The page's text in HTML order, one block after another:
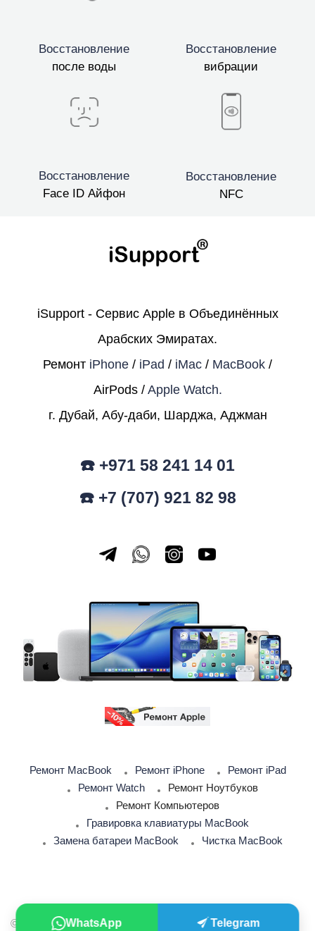
WhatsApp Telegram
Восстановление
после воды
Восстановление
вибрации
Восстановление
Face ID Айфон
Восстановление
NFC
iSupport - Сервис Apple в Объединённых
Арабских Эмиратах.
Ремонт iPhone / iPad / iMac / MacBook /
AirPods / Apple Watch.
г. Дубай, Абу-даби, Шарджа, Аджман
☎️ +971 58 241 14 01
☎️ +7 (707) 921 82 98
Ремонт MacBook Ремонт iPhone
Ремонт iPad
Ремонт Watch
Ремонт Ноутбуков
Ремонт Компьютеров
Гравировка клавиатуры MacBook
Замена батареи MacBook
Чистка MacBook
© 2026 iSupport. Сервисный центр Apple